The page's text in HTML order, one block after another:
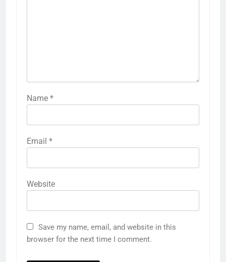
Name *
Email *
Website
Save my name, email, and website in this
browser for the next time I comment.